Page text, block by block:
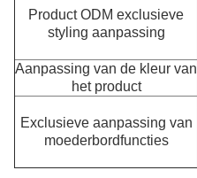
Product ODM exclusieve
styling aanpassing
Aanpassing van de kleur van
het product
Exclusieve aanpassing van
moederbordfuncties